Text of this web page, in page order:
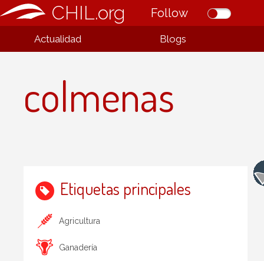
CHIL.org Follow
Actualidad Blogs
colmenas
Etiquetas principales
Agricultura
Ganadería